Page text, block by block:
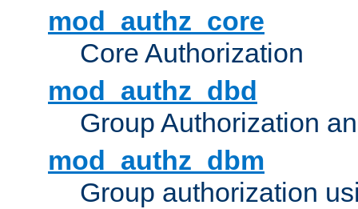
mod_authz_core
Core Authorization
mod_authz_dbd
Group Authorization
mod_authz_dbm
Group authorization